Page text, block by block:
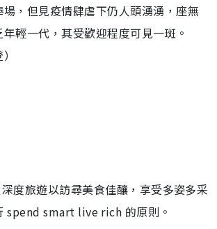
，但見疫情肆虐下仍人頭湧湧，座無
輕一代，其受歡迎程度可見一斑。
度旅遊以訪尋美食佳釀，享受多姿多采
spend smart live rich 的原則。